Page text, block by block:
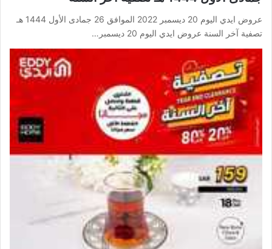
عروض ايدي اليوم 20 ديسمبر 2022 الموافق 26 جمادى الأول 1444 هـ
تصفية آخر السنة عروض ايدي اليوم 20 ديسمبر…